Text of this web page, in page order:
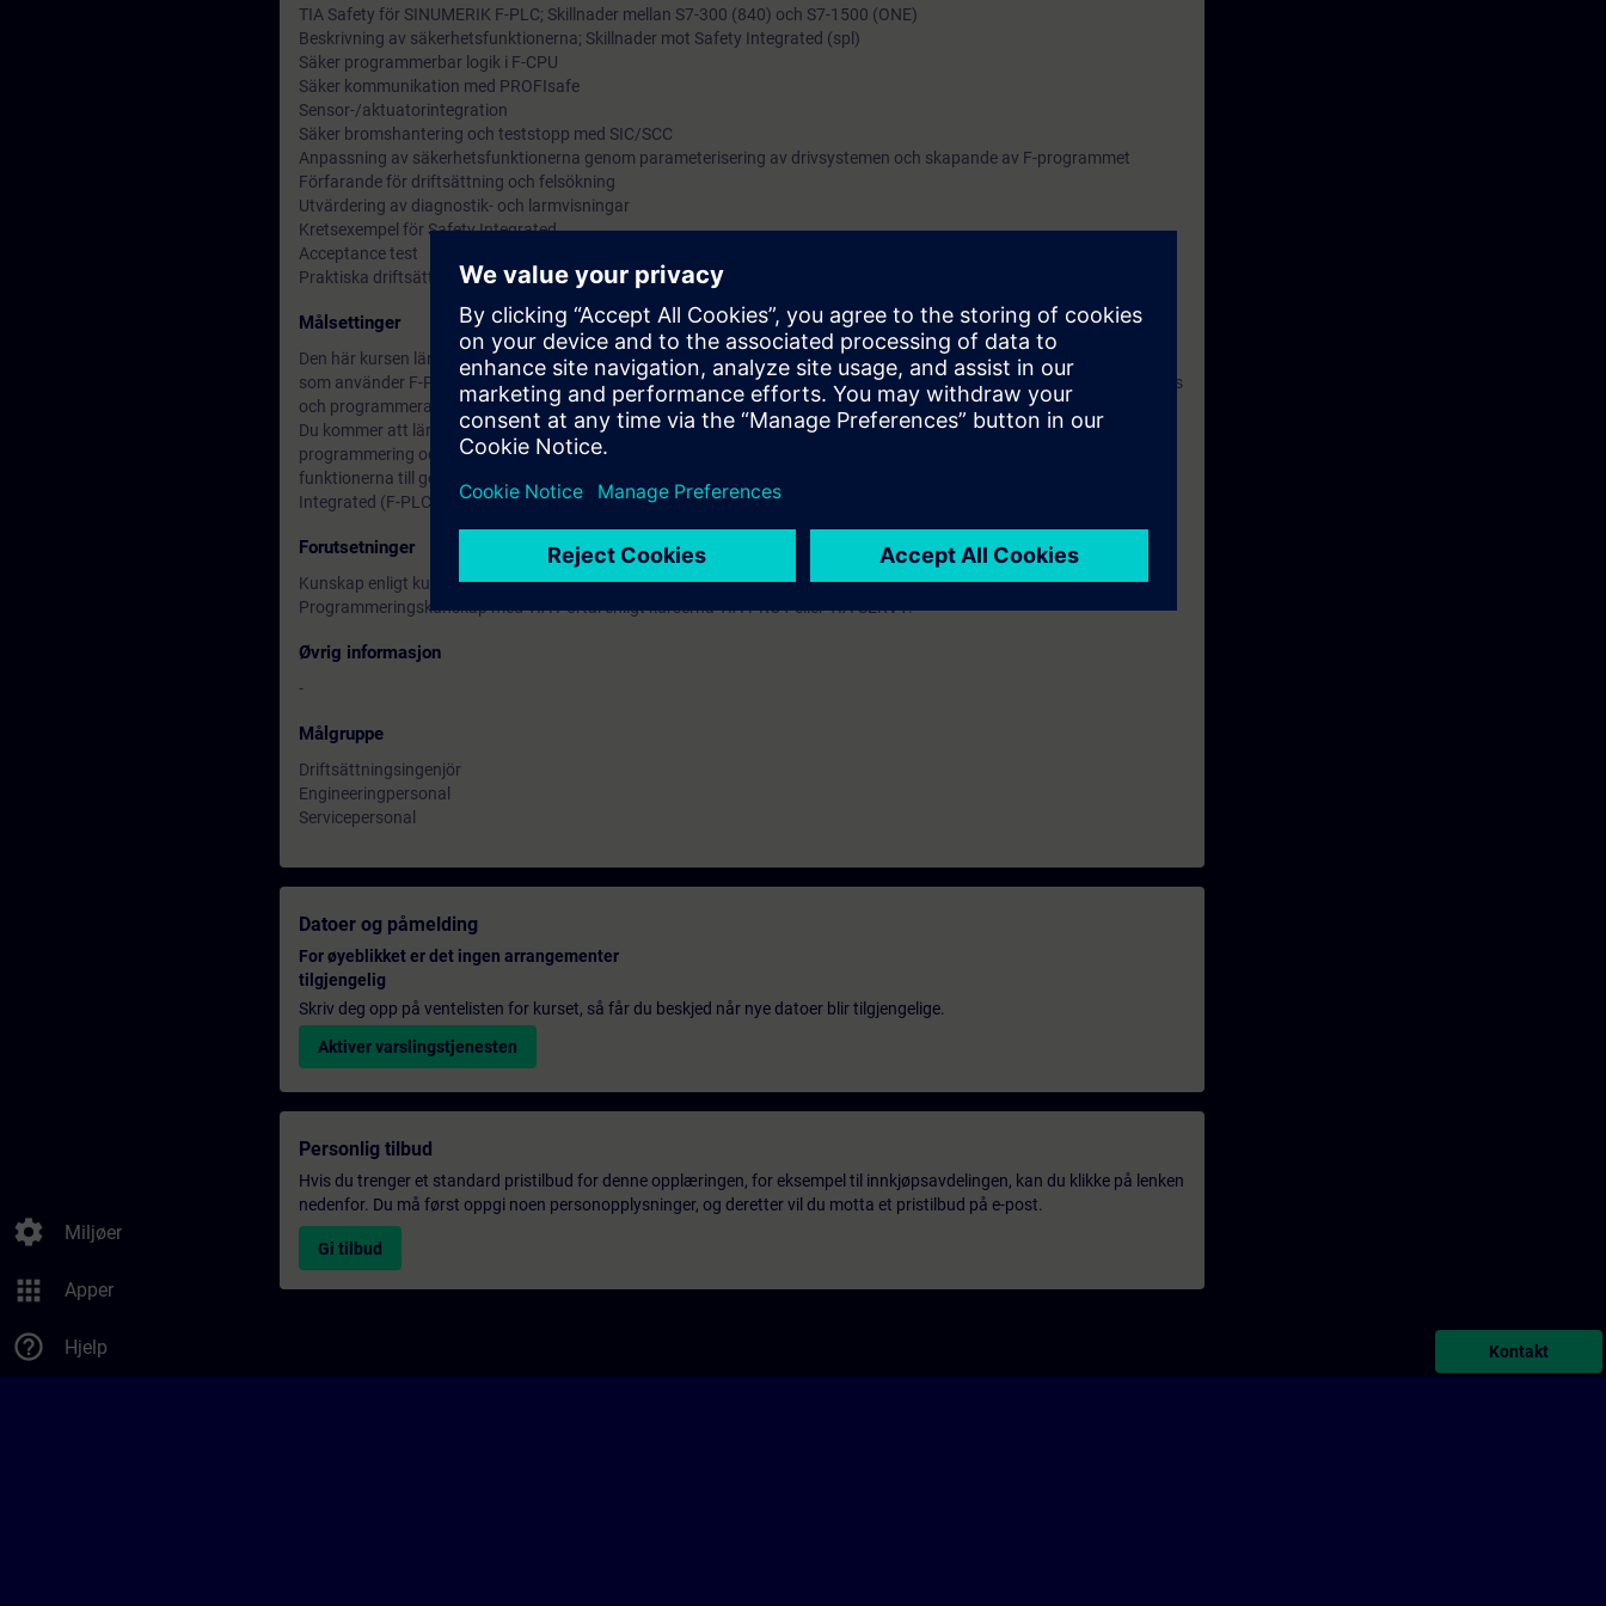
settings Miljøer
apps Apper
help_outline Hjelp
TIA Safety för SINUMERIK F-PLC; Skillnader mellan S7-300 (840) och S7-1500 (ONE)
Beskrivning av säkerhetsfunktionerna; Skillnader mot Safety Integrated (spl)
Säker programmerbar logik i F-CPU
Säker kommunikation med PROFIsafe
Sensor-/aktuatorintegration
Säker bromshantering och teststopp med SIC/SCC
Anpassning av säkerhetsfunktionerna genom parameterisering av drivsystemen och skapande av F-programmet
Förfarande för driftsättning och felsökning
Utvärdering av diagnostik- och larmvisningar
Kretsexempel för Safety Integrated
Acceptance test
Praktiska driftsättningsövningar med SINUMERIK utbildningsutrustning
Målsettinger
Den här kursen lär dig hantera säkerhetsfunktionerna i SINUMERIK Safety Integrated (F-PLC). Denna säkerhetsvariant
som använder F-PLC krävs för SINUMERIK ONE, men kan också användas med SINUMERIK 840D sl. PLC:n konfigureras
och programmeras med TIA Portal.
Du kommer att lära dig att tillämpa de olika säkerhetsfunktionerna och känna till deras parameterisering,
programmering och testning. I kursen utför du alla steg, från aktivering, parameterisering och programmering av
funktionerna till godkännandeprovet med protokoll. Detta gör att du kan dra full nytta av fördelarna med Safety
Integrated (F-PLC) för din verktygsmaskin.
Forutsetninger
Kunskap enligt kursen NC-ONE-COM eller NC-ONE-UP eller NC-84SL-COM (tidigare NC-84SLSIP).
Programmeringskunskap med TIA Portal enligt kurserna TIA-PRO1 eller TIA-SERV1.
Øvrig informasjon
-
Målgruppe
Driftsättningsingenjör
Engineeringpersonal
Servicepersonal
Datoer og påmelding
For øyeblikket er det ingen arrangementer
tilgjengelig
Skriv deg opp på ventelisten for kurset, så får du beskjed når nye datoer blir tilgjengelige.
Aktiver varslingstjenesten
Personlig tilbud
Hvis du trenger et standard pristilbud for denne opplæringen, for eksempel til innkjøpsavdelingen, kan du klikke på lenken
nedenfor. Du må først oppgi noen personopplysninger, og deretter vil du motta et pristilbud på e-post.
Gi tilbud
Kontakt